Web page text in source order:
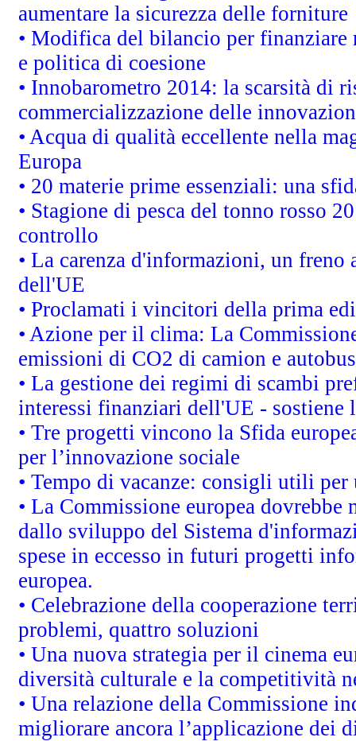
aumentare la sicurezza delle forniture
• Modifica del bilancio per finanziare
e politica di coesione
• Innobarometro 2014: la scarsità di
commercializzazione delle
• Acqua di qualità eccellente nella
Europa
• 20 materie prime essenziali: una
• Stagione di pesca del tonno rosso
controllo
• La carenza d'informazioni, un
dell'UE
• Proclamati i vincitori della prima
• Azione per il clima: La
emissioni di CO2 di camion e autobus
• La gestione dei regimi di scambi
interessi finanziari dell'UE - sostiene
• Tre progetti vincono la Sfida
per l’innovazione sociale
• Tempo di vacanze: consigli utili per
• La Commissione europea
dallo sviluppo del Sistema
spese in eccesso in futuri progetti
europea.
• Celebrazione della cooperazione
problemi, quattro soluzioni
• Una nuova strategia per il cinema
diversità culturale e la competitività
• Una relazione della Commissione
migliorare ancora l’applicazione dei